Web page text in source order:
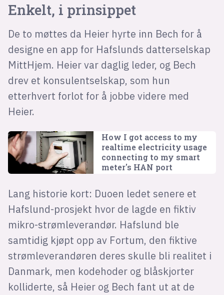
Enkelt, i prinsippet
De to møttes da Heier hyrte inn Bech for å
designe en app for Hafslunds datterselskap
MittHjem. Heier var daglig leder, og Bech
drev et konsulentselskap, som hun
etterhvert forlot for å jobbe videre med
Heier.
How I got access to my
realtime electricity usage
connecting to my smart
meter's HAN port
Lang historie kort: Duoen ledet senere et
Hafslund-prosjekt hvor de lagde en fiktiv
mikro-strømleverandør. Hafslund ble
samtidig kjøpt opp av Fortum, den fiktive
strømleverandøren deres skulle bli realitet i
Danmark, men kodehoder og blåskjorter
kolliderte, så Heier og Bech fant ut at de